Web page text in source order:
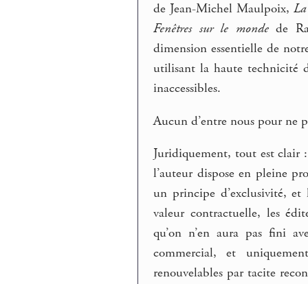
de Jean-Michel Maulpoix,La
Fenêtres sur le mondede
dimension essentielle de
utilisant la haute technicité
inaccessibles.
Aucun d’entre nous pour ne
Juridiquement, tout est clair
l’auteur dispose en pleine
un principe d’exclusivité, et
valeur contractuelle, les
qu’on n’en aura pas fini
commercial, et
renouvelables par tacite